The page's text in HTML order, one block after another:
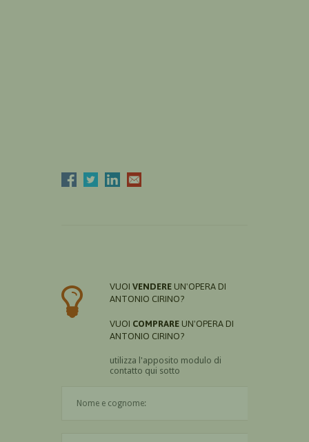
VUOI VENDERE UN'OPERA DI
ANTONIO CIRINO?
VUOI COMPRARE UN'OPERA DI
ANTONIO CIRINO?
utilizza l'apposito modulo di
contatto qui sotto